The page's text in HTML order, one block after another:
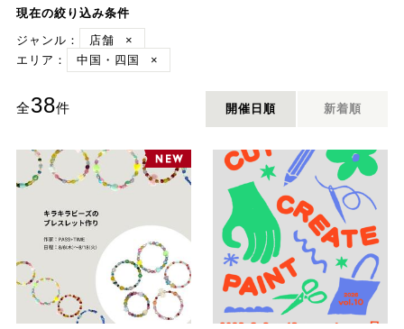
現在の絞り込み条件
ジャンル：
店舗
×
エリア：
中国・四国 ×
全38件 開催日順 新着順